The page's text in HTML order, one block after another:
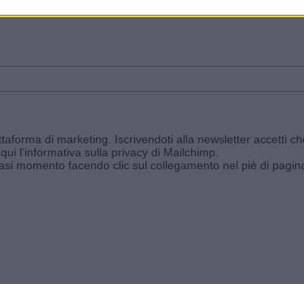
e ricevi le nostre email periodiche contenenti le ultime
di marketing. Iscrivendoti alla newsletter accetti
l'informativa sulla privacy di Mailchimp
momento facendo clic sul collegamento nel piè di